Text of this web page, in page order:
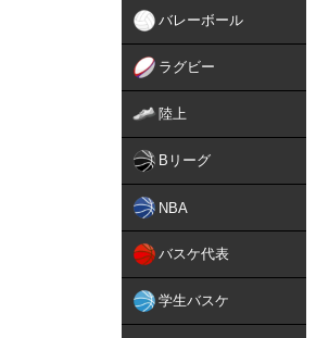
バレーボール
ラグビー
陸上
Bリーグ
NBA
バスケ代表
学生バスケ